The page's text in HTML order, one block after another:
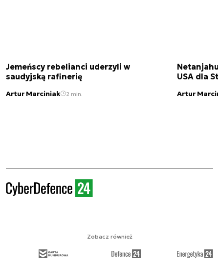
Jemeńscy rebelianci uderzyli w
saudyjską rafinerię
Artur Marciniak 2 min.
USA dla
Artur
Zobacz również